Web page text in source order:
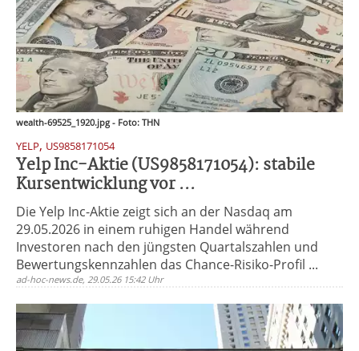
wealth-69525_1920.jpg - Foto: THN
YELP, US9858171054
Yelp Inc-Aktie (US9858171054): stabile
Kursentwicklung vor ...
Die Yelp Inc-Aktie zeigt sich an der Nasdaq am
29.05.2026 in einem ruhigen Handel während
Investoren nach den jüngsten Quartalszahlen und
Bewertungskennzahlen das Chance-Risiko-Profil ...
ad-hoc-news.de, 29.05.26 15:42 Uhr